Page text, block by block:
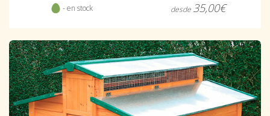
- en stock desde 35,00€